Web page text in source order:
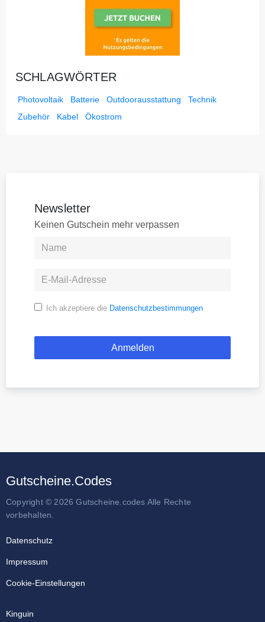
SCHLAGWÖRTER
Photovoltaik Batterie Outdoorausstattung
Technik
Zubehör
Kabel Ökostrom
Newsletter
Keinen Gutschein mehr verpassen
Ich akzeptiere die Datenschutzbestimmungen
Gutscheine.Codes
Copyright © 2026 Gutscheine.codes Alle Rechte
vorbehalten.
Datenschutz
Impressum
Cookie-Einstellungen
Kinguin